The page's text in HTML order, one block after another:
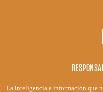
La inteligencia e información que